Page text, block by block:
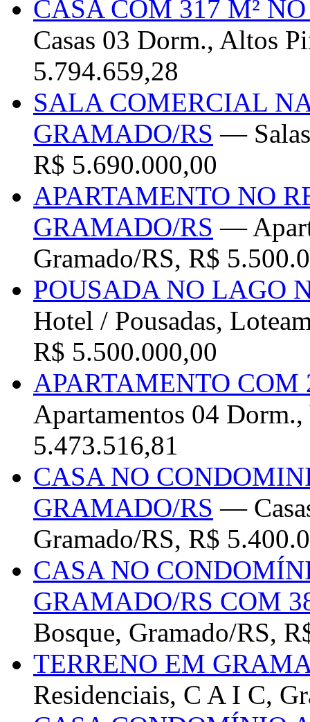
CASA COM 317 M²
Casas 03 Dorm., Altos
5.794.659,28
SALA COMERCIAL
GRAMADO/RS — Salas
R$ 5.690.000,00
APARTAMENTO NO
GRAMADO/RS —
Gramado/RS, R$
POUSADA NO LAGO
Hotel / Pousadas,
R$ 5.500.000,00
APARTAMENTO
Apartamentos 04
5.473.516,81
CASA NO
GRAMADO/RS —
Gramado/RS, R$
CASA NO
GRAMADO/RS COM
Bosque, Gramado/RS,
TERRENO EM
Residenciais, C A I C,